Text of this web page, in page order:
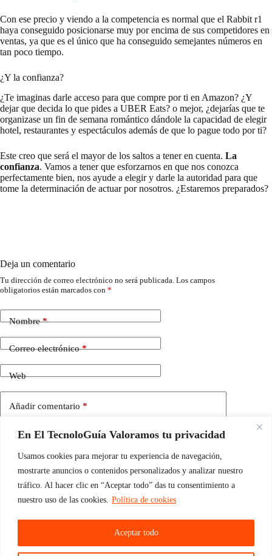
En El TecnoloGuía Valoramos tu privacidad
Usamos cookies para mejorar tu experiencia de navegación,
mostrarte anuncios o contenidos personalizados y analizar nuestro
tráfico. Al hacer clic en “Aceptar todo” das tu consentimiento a
nuestro uso de las cookies. Política de cookies
Aceptar todo
Con ese precio y viendo a la competencia es normal que el Rabbit r1
haya conseguido posicionarse muy por encima de sus competidores en
ventas, ya que es el único que ha conseguido semejantes números en
tan poco tiempo.
¿Y la confianza?
¿Te imaginas darle acceso para que compre por ti en Amazon? ¿Y
dejar que decida lo que pides a UBER Eats? o mejor, ¿dejarías que te
organizase un fin de semana romántico dándole la capacidad de elegir
hotel, restaurantes y espectáculos además de que lo pague todo por ti?
Este creo que será el mayor de los saltos a tener en cuenta. La
confianza. Vamos a tener que esforzarnos en que nos conozca
perfectamente bien, nos ayude a elegir y darle la autoridad para que
tome la determinación de actuar por nosotros. ¿Estaremos preparados?
Deja un comentario
Tu dirección de correo electrónico no será publicada. Los campos
obligatorios están marcados con *
Nombre*
Correo electrónico*
Web
Añadir comentario *
navegador para la próxima vez que comente.
Publicar el comentario